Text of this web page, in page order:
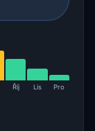
Říj Lis Pro